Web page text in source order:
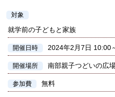
対象
就学前の子どもと家族
開催日時 2024年2月7日 10:00
開催場所 南部親子つどいの広
参加費 無料